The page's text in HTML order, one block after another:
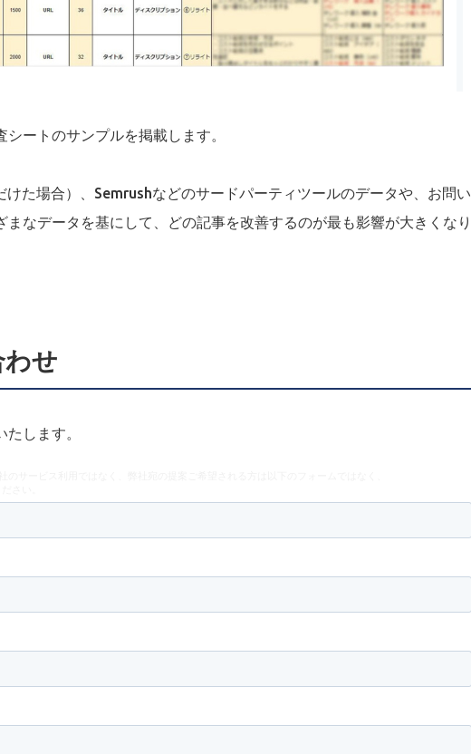
ートのサンプルを掲載します。
た場合）、Semrushなどのサードパーティツールのデータや、お問い
なデータを基にして、どの記事を改善するのが最も影響が大きくなり
せ
します。